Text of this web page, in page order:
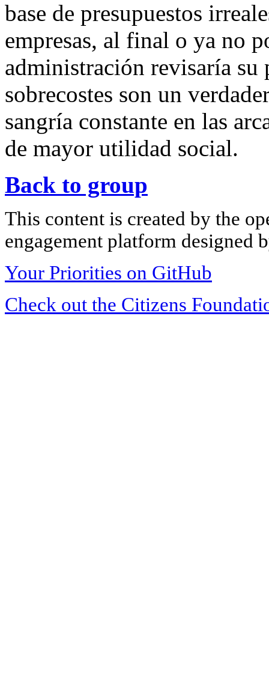
base de presupuestos
empresas, al final o ya no
administración revisaría
sobrecostes son un
sangría constante en las
de mayor utilidad social.
Back to group
This content is created by the
engagement platform designed
Your Priorities on GitHub
Check out the Citizens